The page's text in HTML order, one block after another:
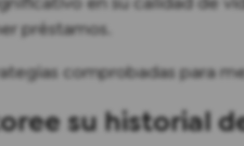
préstamos.
comprobadas para
su historial